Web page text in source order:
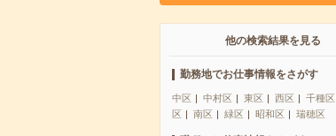
他の検索結果を見る
勤務地でお仕事情報をさがす
中区 中村区 東区 西区 千種区
区
南区 緑区 昭和区 瑞穂区